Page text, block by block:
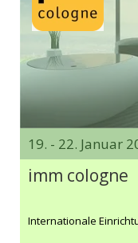
19. - 22. Januar
imm cologne
Internationale